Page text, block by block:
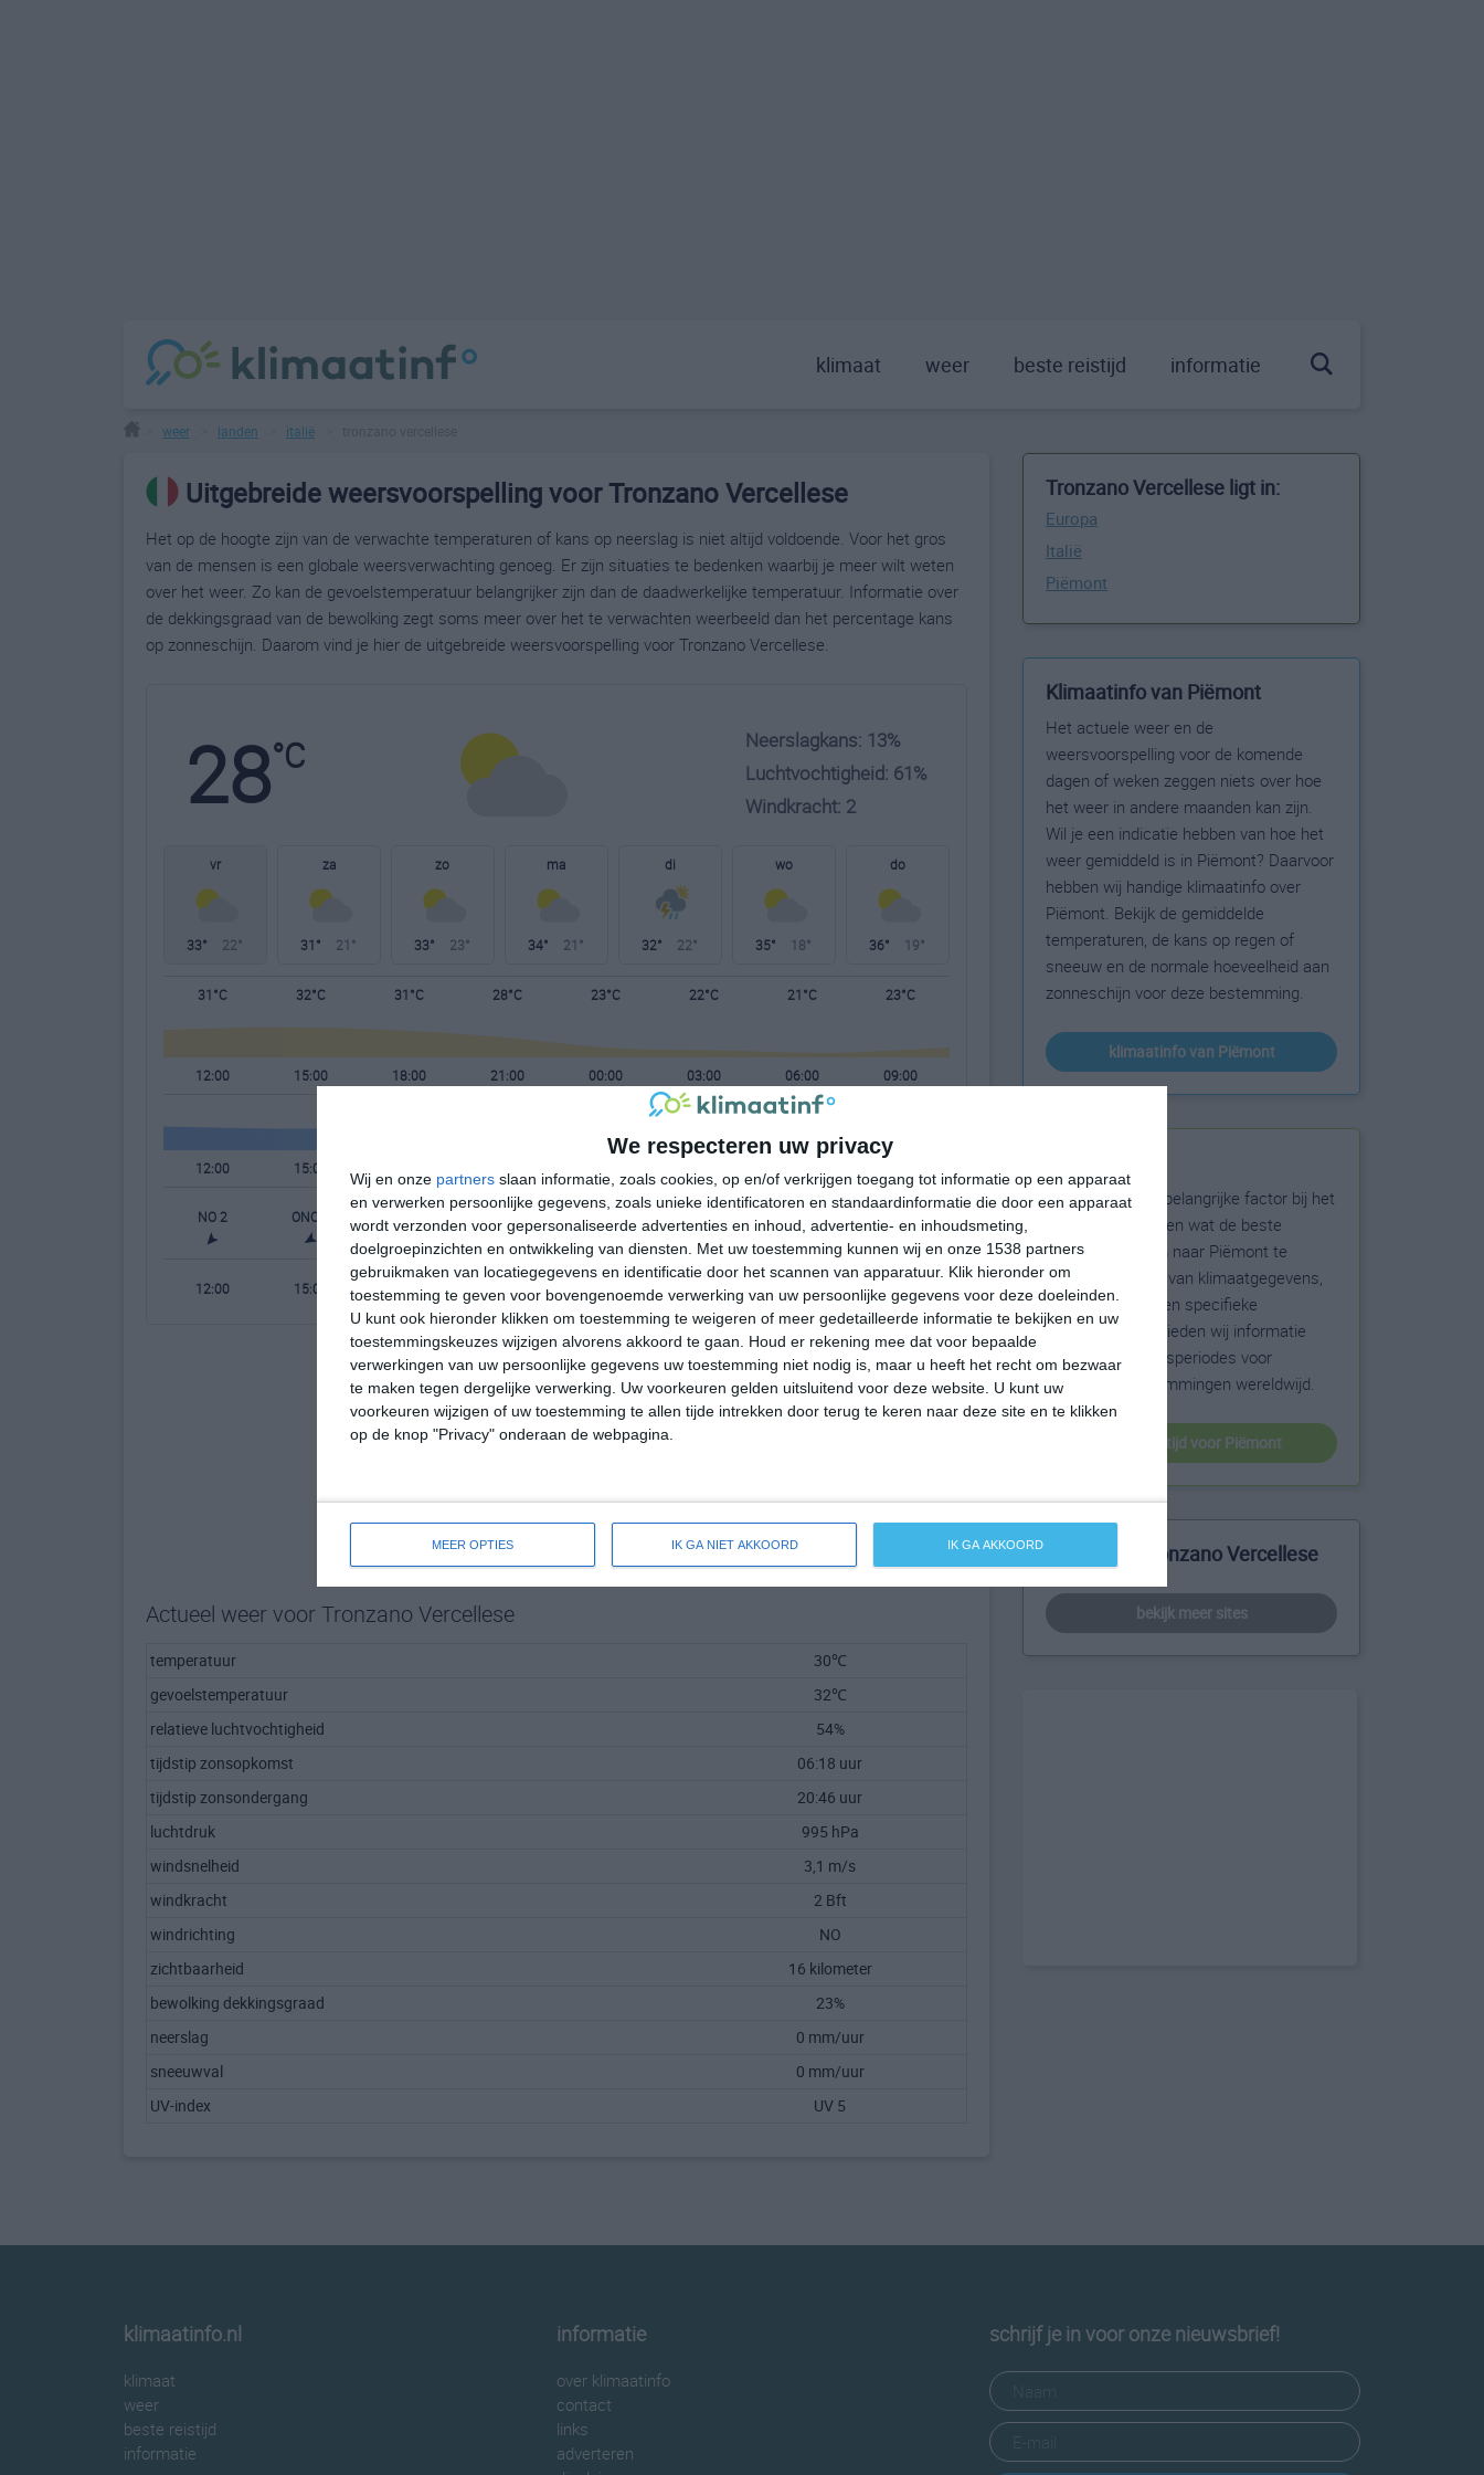
We respecteren uw privacy
Wij en onze partners slaan informatie, zoals cookies, op en/of verkrijgen toegang tot informatie op een apparaat
en verwerken persoonlijke gegevens, zoals unieke identificatoren en standaardinformatie die door een apparaat
wordt verzonden voor gepersonaliseerde advertenties en inhoud, advertentie- en inhoudsmeting,
doelgroepinzichten en ontwikkeling van diensten.
Met uw toestemming kunnen wij en onze 1538 partners
gebruikmaken van locatiegegevens en identificatie door het scannen van apparatuur. Klik hieronder om
toestemming te geven voor bovengenoemde verwerking van uw persoonlijke gegevens voor deze doeleinden.
U kunt ook hieronder klikken om toestemming te weigeren of meer gedetailleerde informatie te bekijken en uw
toestemmingskeuzes wijzigen alvorens akkoord te gaan.
Houd er rekening mee dat voor bepaalde
verwerkingen van uw persoonlijke gegevens uw toestemming niet nodig is, maar u heeft het recht om bezwaar
te maken tegen dergelijke verwerking. Uw voorkeuren gelden uitsluitend voor deze website. U kunt uw
voorkeuren wijzigen of uw toestemming te allen tijde intrekken door terug te keren naar deze site en te klikken
op de knop "Privacy" onderaan de webpagina.
MEER OPTIES IK GA NIET AKKOORD IK GA AKKOORD
klimaat weer beste reistijd informatie
weer landen italië
Uitgebreide weersvoorspelling voor Tronzano Vercellese
Het op de hoogte zijn van de verwachte temperaturen of kans op neerslag is niet altijd voldoende. Voor het gros
van de mensen is een globale weersverwachting genoeg. Er zijn situaties te bedenken waarbij je meer wilt weten
over het weer. Zo kan de gevoelstemperatuur belangrijker zijn dan de daadwerkelijke temperatuur. Informatie over
de dekkingsgraad van de bewolking zegt soms meer over het te verwachten weerbeeld dan het percentage kans
op zonneschijn. Daarom vind je hier de uitgebreide weersvoorspelling voor Tronzano Vercellese.
28°C
Neerslagkans: 13%
Luchtvochtigheid: 61%
Windkracht: 2
vr
33° 22°
za
31° 21°
zo
33° 23°
ma
34° 21°
di
32° 22°
wo
35° 18°
do
36° 19°
31°C 32°C 31°C 28°C 23°C 22°C 21°C 23°C
12:00 15:00 18:00 21:00 00:00 03:00 06:00 09:00
12:00 15:00
NO 2 ONO 2 NNO 2 WNW 2 ZO 1
12:00 15:00 18:00 03:00
Actueel weer voor Tronzano Vercellese
temperatuur
30℃
gevoelstemperatuur
32℃
relatieve luchtvochtigheid
54%
tijdstip zonsopkomst
06:18 uur
tijdstip zonsondergang
20:46 uur
luchtdruk
995 hPa
windsnelheid
3,1 m/s
windkracht
2 Bft
windrichting
NO
zichtbaarheid
16 kilometer
bewolking dekkingsgraad
23%
neerslag
0 mm/uur
sneeuwval
0 mm/uur
UV-index
UV 5
Tronzano Vercellese ligt in:
Europa
Italië
Piëmont
Klimaatinfo van Piëmont
Het actuele weer en de
weersvoorspelling voor de komende
dagen of weken zeggen niets over hoe
het weer in andere maanden kan zijn.
Wil je een indicatie hebben van hoe het
weer gemiddeld is in Piëmont? Daarvoor
hebben wij handige klimaatinfo over
Piëmont. Bekijk de gemiddelde
temperaturen, de kans op regen of
sneeuw en de normale hoeveelheid aan
zonneschijn voor deze bestemming.
klimaatinfo van Piëmont
Het weer is een belangrijke factor bij het
reizen. Wil je weten wat de beste
maanden zijn om naar Piëmont te
reizen? Op basis van klimaatgegevens,
weersextremen en specifieke
weerinformatie bieden wij informatie
over de beste reisperiodes voor
duizenden bestemmingen wereldwijd.
beste reistijd voor Piëmont
Meer over Tronzano Vercellese
bekijk meer sites
klimaatinfo.nl
klimaat
weer
beste reistijd
informatie
informatie
over klimaatinfo
contact
links
adverteren
schrijf je in voor onze nieuwsbrief!